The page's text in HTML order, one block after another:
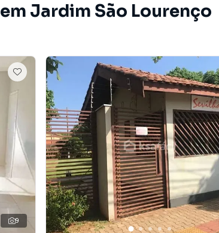
Jardim São Lourenço
9